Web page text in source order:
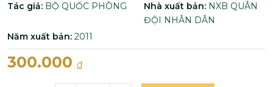
Tác giả: BỘ QUỐC PHÒNG Nhà xuất bản: NXB QUÂN
ĐỘI NHÂN DÂN
Năm xuất bản: 2011
300.000 đ